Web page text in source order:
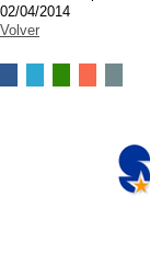
02/04/2014
Volver